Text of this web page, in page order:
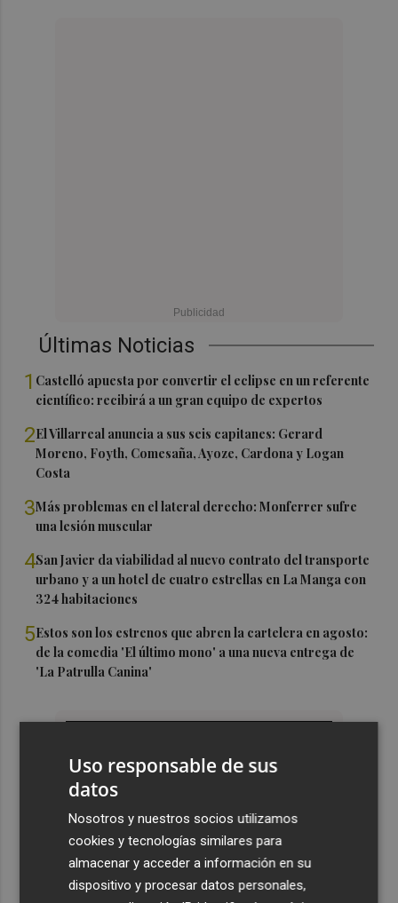
Últimas Noticias
1 Castelló apuesta por convertir el eclipse en un referente
científico: recibirá a un gran equipo de expertos
2El Villarreal anuncia a sus seis capitanes: Gerard
Moreno, Foyth, Comesaña, Ayoze, Cardona y Logan
Costa
3Más problemas en el lateral derecho: Monferrer sufre
una lesión muscular
4San Javier da viabilidad al nuevo contrato del transporte
urbano y a un hotel de cuatro estrellas en La Manga con
324 habitaciones
5Estos son los estrenos que abren la cartelera en agosto:
de la comedia 'El último mono' a una nueva entrega de
'La Patrulla Canina'
Uso responsable de sus
datos
Nosotros y nuestros socios utilizamos
cookies y tecnologías similares para
almacenar y acceder a información en su
dispositivo y procesar datos personales,